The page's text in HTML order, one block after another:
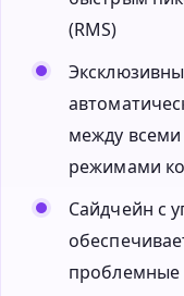
(RMS)
между
режимами
Сайдчейн с
проблемные